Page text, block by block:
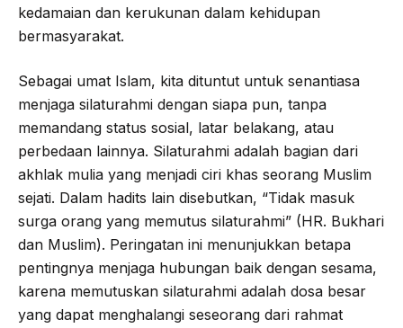
kedamaian dan kerukunan dalam kehidupan
bermasyarakat.
Sebagai umat Islam, kita dituntut untuk senantiasa
menjaga silaturahmi dengan siapa pun, tanpa
memandang status sosial, latar belakang, atau
perbedaan lainnya. Silaturahmi adalah bagian dari
akhlak mulia yang menjadi ciri khas seorang Muslim
sejati. Dalam hadits lain disebutkan, “Tidak masuk
surga orang yang memutus silaturahmi” (HR. Bukhari
dan Muslim). Peringatan ini menunjukkan betapa
pentingnya menjaga hubungan baik dengan sesama,
karena memutuskan silaturahmi adalah dosa besar
yang dapat menghalangi seseorang dari rahmat